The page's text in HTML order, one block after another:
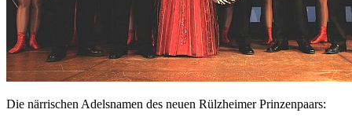
Die närrischen Adelsnamen des neuen Rülzheimer Prinzenpaars: